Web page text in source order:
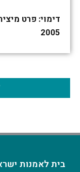
דימוי: פרט
2005
בית לאמנות